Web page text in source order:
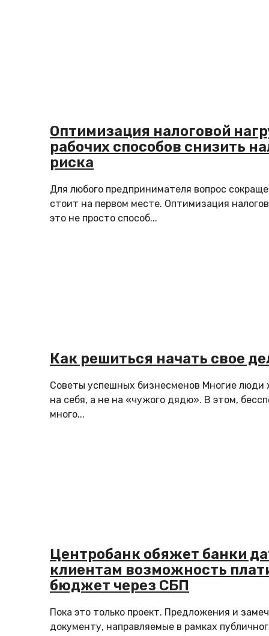
Оптимизация налоговой
рабочих способов снизить
риска
Для любого предпринимателя вопрос
стоит на первом месте. Оптимизация
это не просто способ...
Как решиться начать свое
Советы успешных бизнесменов Многие люди
на себя, а не на «чужого дядю». В этом,
много...
Центробанк обяжет банки
клиентам возможность
бюджет через СБП
Пока это только проект. Предложения и
документу, направляемые в рамках